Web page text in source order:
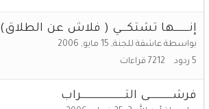
إنـــــــها تشتكـــي ( فلاش عن الطلاق)
بواسطة عاشقة للجنة, 15 مايو, 2006
5 ردود 7212 قراءات
فرشـــــــــــى التـــــــــــــــــــــراب